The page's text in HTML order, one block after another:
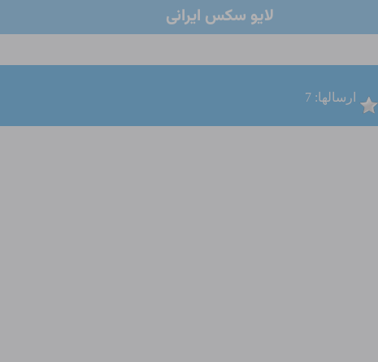
لایو سکس ایرانی
ارسالها: 7